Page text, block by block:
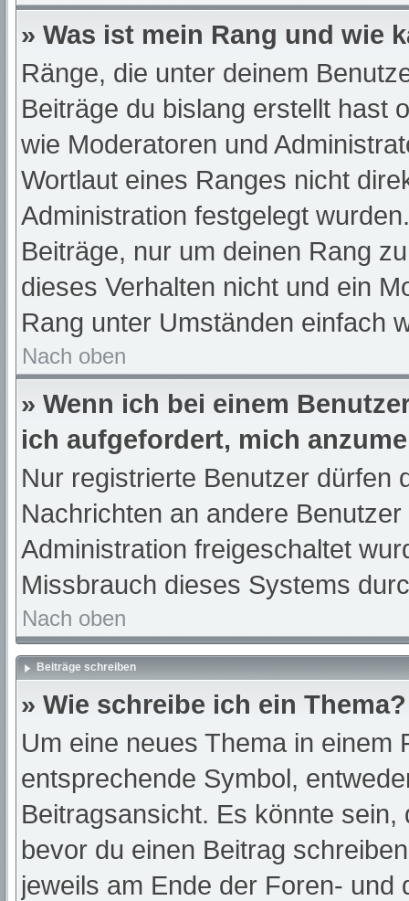
» Was ist mein Rang und wie
Ränge, die unter deinem
Beiträge du bislang erstellt hast
wie Moderatoren und
Wortlaut eines Ranges nicht
Administration festgelegt
Beiträge, nur um deinen Rang
dieses Verhalten nicht und ein
Rang unter Umständen einfach
Nach oben
» Wenn ich bei einem
ich aufgefordert, mich
Nur registrierte Benutzer dürfen
Nachrichten an andere
Administration freigeschaltet
Missbrauch dieses Systems
Nach oben
Beiträge schreiben
» Wie schreibe ich ein Thema?
Um eine neues Thema in
entsprechende Symbol,
Beitragsansicht. Es könnte
bevor du einen Beitrag
jeweils am Ende der Foren-